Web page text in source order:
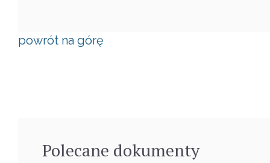
powrót na górę
Polecane dokumenty